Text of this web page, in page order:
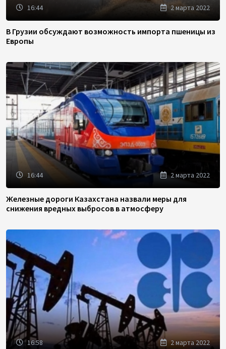
16:44 2 марта 2022
В Грузии обсуждают возможность импорта пшеницы из
Европы
16:44 2 марта 2022
Железные дороги Казахстана назвали меры для
снижения вредных выбросов в атмосферу
16:58 2 марта 2022